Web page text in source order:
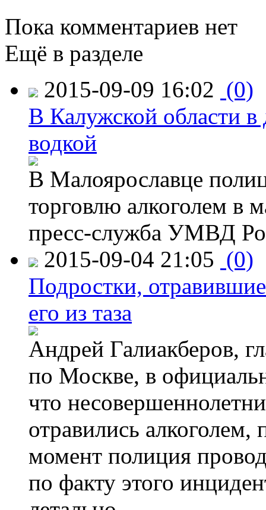
Пока комментариев нет
Ещё в разделе
2015-09-09 16:02 (0)
В Калужской области в
водкой
В Малоярославце
торговлю алкоголем в
пресс-служба УМВД
2015-09-04 21:05 (0)
Подростки,
его из таза
Андрей Галиакберов,
по Москве, в
что
отравились
момент полиция
по факту этого